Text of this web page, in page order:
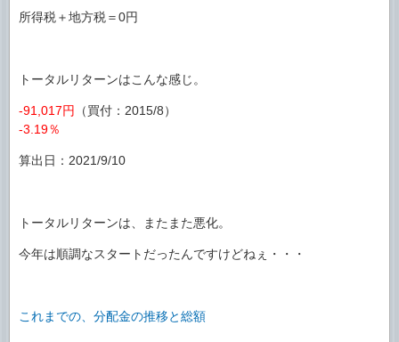
所得税＋地方税＝0円
トータルリターンはこんな感じ。
-91,017円
（買付：2015/8）
-3.19％
算出日：2021/9/10
トータルリターンは、またまた悪化。
今年は順調なスタートだったんですけどねぇ・・・
これまでの、分配金の推移と総額